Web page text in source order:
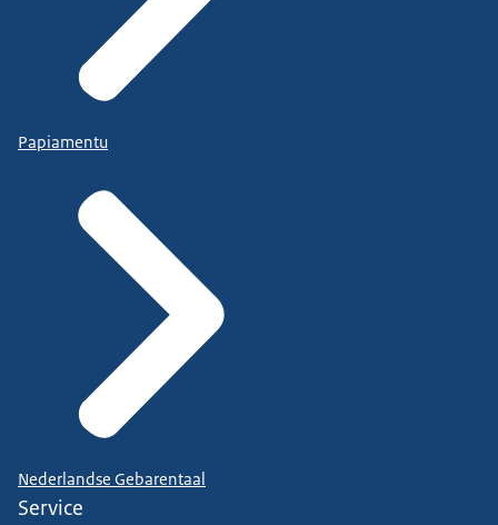
Papiamentu
Nederlandse Gebarentaal
Service